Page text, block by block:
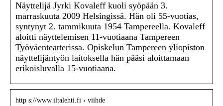
Näyttelijä Jyrki Kovaleff kuoli syöpään 3.
marraskuuta 2009 Helsingissä. Hän oli 55-vuotias,
syntynyt 2. tammikuuta 1954 Tampereella. Kovaleff
aloitti näyttelemisen 11-vuotiaana Tampereen
Työväenteatterissa. Opiskelun Tampereen yliopiston
näyttelijäntyön laitoksella hän pääsi aloittamaan
erikoisluvalla 15-vuotiaana.
http s://www.iltalehti.fi › viihde